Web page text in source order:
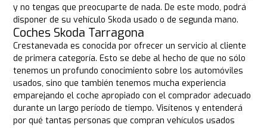
y no tengas que preocuparte de nada. De este modo, podrá
disponer de su vehículo Skoda usado o de segunda mano.
Coches Skoda Tarragona
Crestanevada es conocida por ofrecer un servicio al cliente
de primera categoría. Esto se debe al hecho de que no sólo
tenemos un profundo conocimiento sobre los automóviles
usados, sino que también tenemos mucha experiencia
emparejando el coche apropiado con el comprador adecuado
durante un largo período de tiempo. Visítenos y entenderá
por qué tantas personas que compran vehículos usados